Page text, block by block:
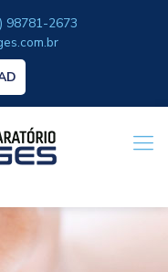
98781-2673